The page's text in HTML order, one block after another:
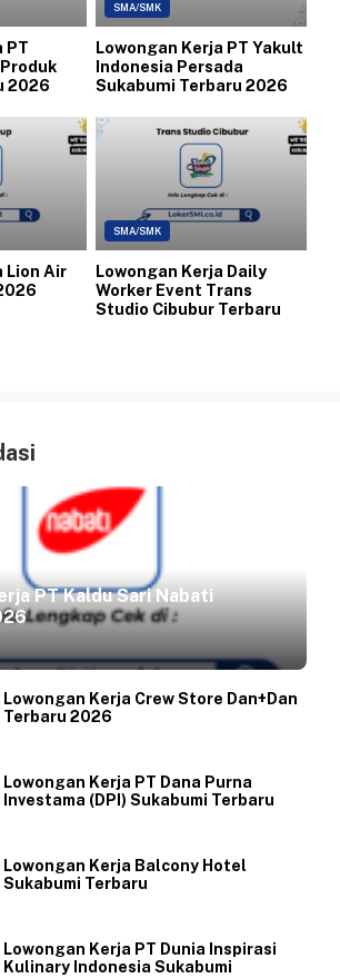
PT
2026
SMA/SMK
Lowongan Kerja PT Yakult
Indonesia Persada
Sukabumi Terbaru 2026
Lion Air
SMA/SMK
Lowongan Kerja Daily
Worker Event Trans
Studio Cibubur Terbaru
PT Kaldu Sari Nabati
Lowongan Kerja Crew Store Dan+Dan
Terbaru 2026
Lowongan Kerja PT Dana Purna
Investama (DPI) Sukabumi Terbaru
Lowongan Kerja Balcony Hotel
Sukabumi Terbaru
Lowongan Kerja PT Dunia Inspirasi
Kulinary Indonesia Sukabumi